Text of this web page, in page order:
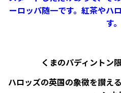
ーロッパ随一です。紅茶やハ
す。
くまのパディントン
ハロッズの英国の象徴を讃え